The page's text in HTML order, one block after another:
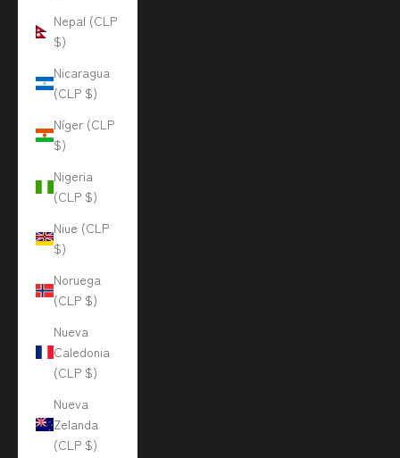
Nepal (CLP
$)
Nicaragua
(CLP $)
Níger (CLP
$)
Nigeria
(CLP $)
Niue (CLP
$)
Noruega
(CLP $)
Nueva
Caledonia
(CLP $)
Nueva
Zelanda
(CLP $)